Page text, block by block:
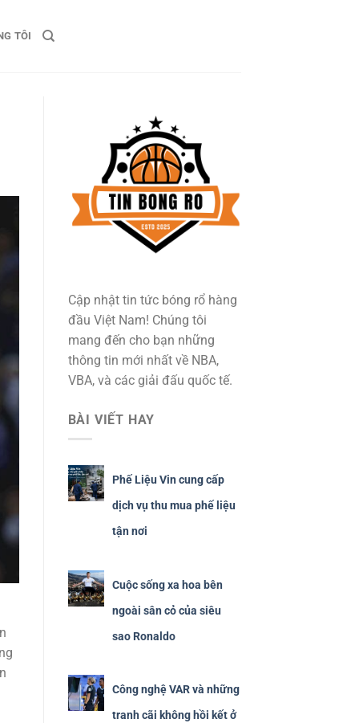
TÔI
Cập nhật tin tức bóng rổ hàng
đầu Việt Nam! Chúng tôi
mang đến cho bạn những
thông tin mới nhất về NBA,
VBA, và các giải đấu quốc tế.
BÀI VIẾT HAY
Phế Liệu Vin cung cấp
dịch vụ thu mua phế liệu
tận nơi
Cuộc sống xa hoa bên
ngoài sân cỏ của siêu
sao Ronaldo
Công nghệ VAR và những
tranh cãi không hồi kết ở